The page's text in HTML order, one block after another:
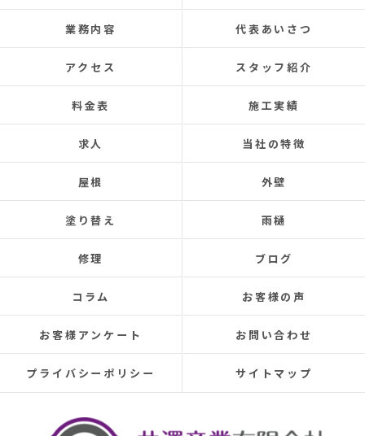
た皆さまとても感じの良い方ばかりで安心して
お任せできました。
あと口コミを書いてくださった皆さまのおかげ
で井澤産業さんを知ることができました。
この場をお借りして感謝いたします。
この度は本当にありがとうございました。
今後ともよろしくお願いします！ (Translated by
Google) My 50-year-old house has been plagued by roof
leaks for about 20 years.
Three times so far, the ceiling has leaked, and although
the leaks were repaired each time, the problem was
never completely fixed.
Even after repairs, the dripping sound would reappear
elsewhere, making rainy days incredibly depressing.
This time, I was determined to have the cause identified
and repaired, so I searched online reviews daily and
finally found Izawa Sangyo.
From the initial estimate, it was completely different
They conducted a thorough leak investigation
and inspecting the attic from the second-floor closet,
業務内容 代表あいさつ
アクセス スタッフ紹介
料金表 施工実績
求人 当社の特徴
屋根 外壁
塗り替え 雨樋
修理 ブログ
コラム お客様の声
お客様アンケート お問い合わせ
プライバシーポリシー サイトマップ